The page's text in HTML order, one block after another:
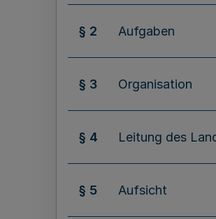
§ 2 Aufgaben
§ 3 Organisation
§ 4 Leitung des
§ 5 Aufsicht